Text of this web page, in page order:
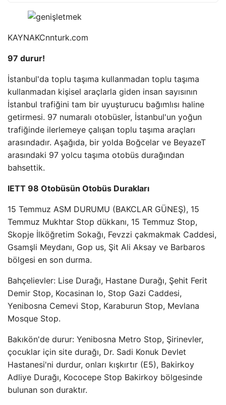
KAYNAKCnnturk.com
97 durur!
İstanbul'da toplu taşıma kullanmadan toplu taşıma
kullanmadan kişisel araçlarla giden insan sayısının
İstanbul trafiğini tam bir uyuşturucu bağımlısı haline
getirmesi. 97 numaralı otobüsler, İstanbul'un yoğun
trafiğinde ilerlemeye çalışan toplu taşıma araçları
arasındadır. Aşağıda, bir yolda Boğcelar ve BeyazeT
arasındaki 97 yolcu taşıma otobüs durağından
bahsettik.
IETT 98 Otobüsün Otobüs Durakları
15 Temmuz ASM DURUMU (BAKCLAR GÜNEŞ), 15
Temmuz Mukhtar Stop dükkanı, 15 Temmuz Stop,
Skopje İlköğretim Sokağı, Fevzzi çakmakmak Caddesi,
Gsamşli Meydanı, Gop us, Şit Ali Aksay ve Barbaros
bölgesi en son durma.
Bahçelievler: Lise Durağı, Hastane Durağı, Şehit Ferit
Demir Stop, Kocasinan Io, Stop Gazi Caddesi,
Yenibosna Cemevi Stop, Karaburun Stop, Mevlana
Mosque Stop.
Bakıkön'de durur: Yenibosna Metro Stop, Şirinevler,
çocuklar için site durağı, Dr. Sadi Konuk Devlet
Hastanesi'ni durdur, onları kışkırtır (E5), Bakirkoy
Adliye Durağı, Kococepe Stop Bakirkoy bölgesinde
bulunan son duraktır.